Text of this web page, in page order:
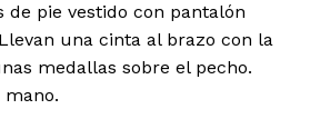
de pie vestido con pantalón
una cinta al brazo con la
medallas sobre el pecho.